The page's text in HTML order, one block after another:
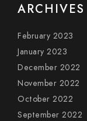
ARCHIVES
February 2023
January 2023
December 2022
November 2022
October 2022
September 2022